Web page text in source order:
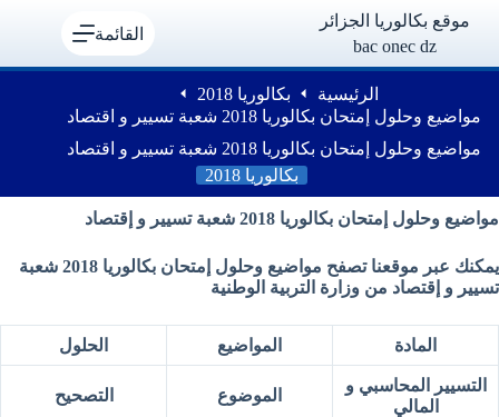
موقع بكالوريا الجزائر
bac onec dz
القائمة
الرئيسية
بكالوريا 2018
مواضيع وحلول إمتحان بكالوريا 2018 شعبة تسيير و اقتصاد
مواضيع وحلول إمتحان بكالوريا 2018 شعبة تسيير و اقتصاد
بكالوريا 2018
مواضيع وحلول إمتحان بكالوريا 2018 شعبة تسيير و إقتصاد
يمكنك عبر موقعنا تصفح مواضيع وحلول إمتحان بكالوريا 2018 شعبة
تسيير و إقتصاد من وزارة التربية الوطنية
المادة المواضيع الحلول
التسيير المحاسبي و
المالي
الموضوع التصحيح